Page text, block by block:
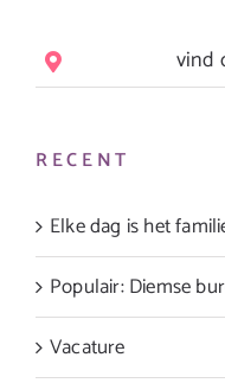
vind
RECENT
Elke dag is het
Populair: Diemse
Vacature